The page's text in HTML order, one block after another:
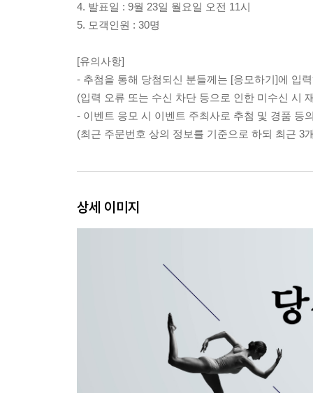
4. 발표일 : 9월 23일 월요일 오전 11시
5. 모객인원 : 30명
[유의사항]
- 추첨을 통해 당첨되신 분들께는 [응모하기]에 입
(입력 오류 또는 수신 차단 등으로 인한 미수신 시
- 이벤트 응모 시 이벤트 주최사로 추첨 및 경품 등
(최근 주문번호 상의 정보를 기준으로 하되 최근 3
상세 이미지